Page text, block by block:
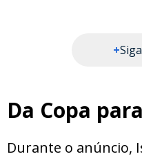
+
Da Copa
Durante o anúncio,